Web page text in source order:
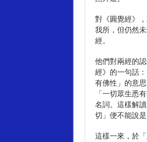
對《圓覺經》
我所，但仍然
經。
他們對兩經的
經》的一句話
有佛性」的意
「一切眾生悉
名詞。這樣解
切」便不能說
這樣一來，於